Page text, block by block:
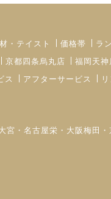
・テイスト 価格帯 ラ
京都四条烏丸店 福岡天神
ス アフターサービス
・名古屋栄・大阪梅田・